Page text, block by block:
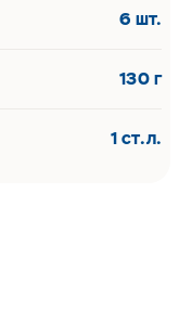
6 шт.
130 г
1 ст.л.